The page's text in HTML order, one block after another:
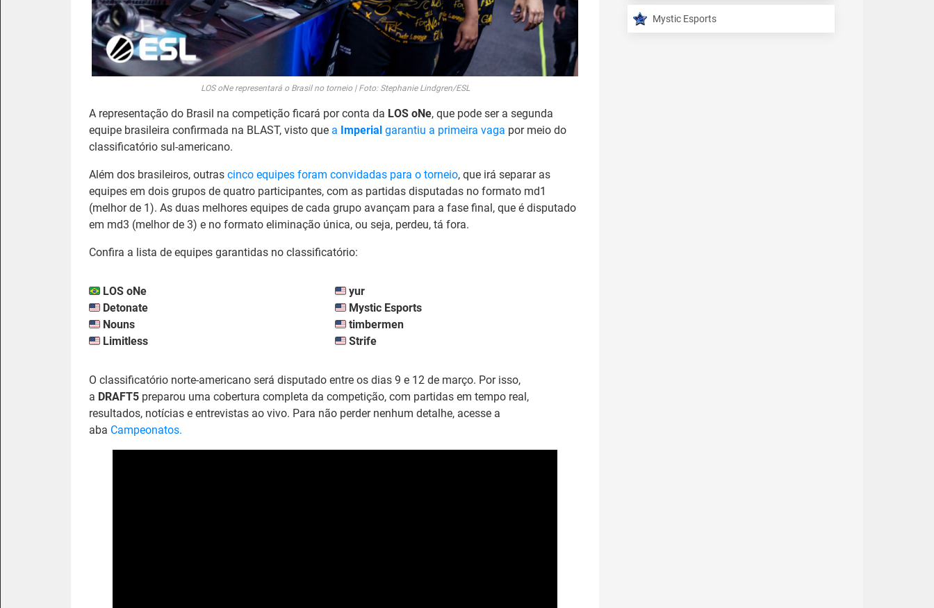
LOS oNe representará o Brasil no torneio | Foto: Stephanie Lindgren/ESL
A representação do Brasil na competição ficará por conta da LOS oNe, que pode ser a segunda
equipe brasileira confirmada na BLAST, visto que a Imperial garantiu a primeira vaga por meio do
classificatório sul-americano.
Além dos brasileiros, outras cinco equipes foram convidadas para o torneio, que irá separar as
equipes em dois grupos de quatro participantes, com as partidas disputadas no formato md1
(melhor de 1). As duas melhores equipes de cada grupo avançam para a fase final, que é disputado
em md3 (melhor de 3) e no formato eliminação única, ou seja, perdeu, tá fora.
Confira a lista de equipes garantidas no classificatório:
LOS oNe
Detonate
Nouns
Limitless
yur
Mystic Esports
timbermen
Strife
O classificatório norte-americano será disputado entre os dias 9 e 12 de março. Por isso,
a DRAFT5 preparou uma cobertura completa da competição, com partidas em tempo real,
resultados, notícias e entrevistas ao vivo. Para não perder nenhum detalhe, acesse a
aba Campeonatos.
Mystic Esports